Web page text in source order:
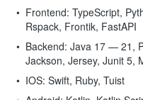
Frontend: TypeScript,
Rspack, Frontik, FastAPI
Backend: Java 17 — 21,
Jackson, Jersey, Junit 5,
IOS: Swift, Ruby, Tuist